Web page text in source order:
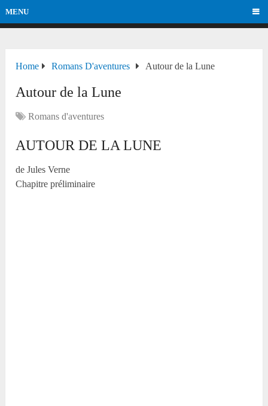
MENU
Home Romans D'aventures Autour de la Lune
Autour de la Lune
Romans d'aventures
AUTOUR DE LA LUNE
de Jules Verne
Chapitre préliminaire